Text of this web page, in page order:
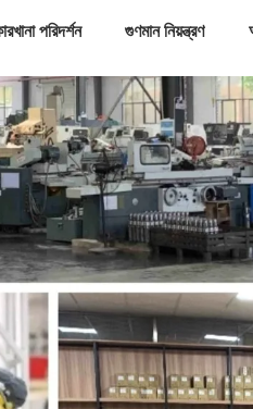
পরিদর্শন গুণমান নিয়ন্ত্রণ